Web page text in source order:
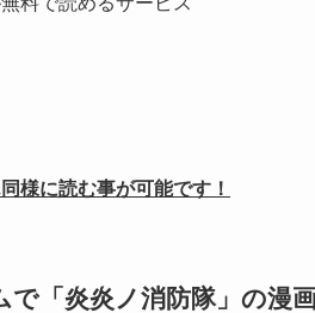
様に読む事が可能です！
で「炎炎ノ消防隊」の漫